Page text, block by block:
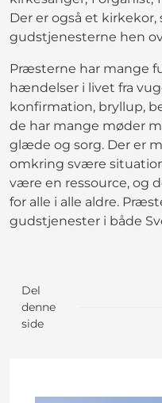
Der er også et
gudstjenesterne hen
Præsterne har mange
hændelser i livet fra
konfirmation, bryllup,
de har mange møder
glæde og sorg. Der er
omkring svære
være en ressource, og
for alle i alle aldre.
gudstjenester i både
Del
denne
side